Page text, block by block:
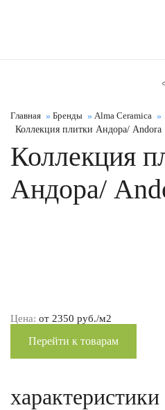
Главная Бренды
Alma Ceramica
Коллекция плитки Андора/ Andora
Коллекция
Андора/
Цена: от 2350 руб./м2
Перейти к товарам
характеристики